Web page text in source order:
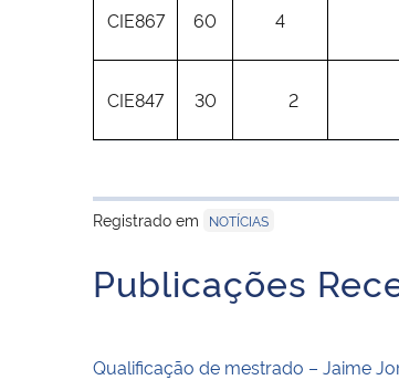
CIE867 60 4
CIE847 30 2
Registrado em
NOTÍCIAS
Publicações
Qualificação de mestrado – Jaime